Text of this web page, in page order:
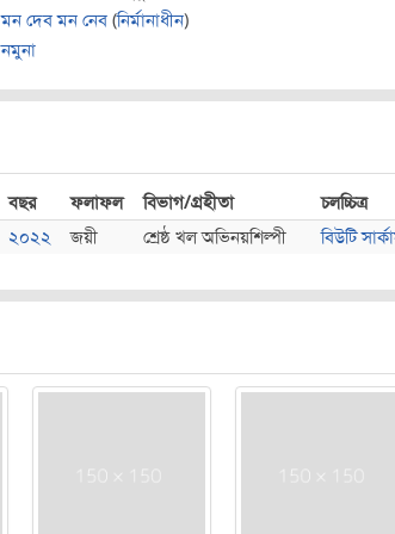
মন দেব মন নেব (নির্মানাধীন)
নমুনা
বছর ফলাফল বিভাগ/গ্রহীতা
চলচ্চিত্র
২০২২ জয়ী শ্রেষ্ঠ খল অভিনয়শিল্পী বিউটি